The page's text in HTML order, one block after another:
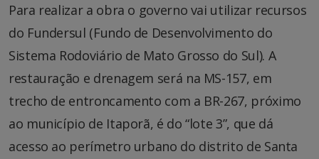
Para realizar a obra o governo vai utilizar recursos
do Fundersul (Fundo de Desenvolvimento do
Sistema Rodoviário de Mato Grosso do Sul). A
restauração e drenagem será na MS-157, em
trecho de entroncamento com a BR-267, próximo
ao município de Itaporã, é do “lote 3”, que dá
acesso ao perímetro urbano do distrito de Santa